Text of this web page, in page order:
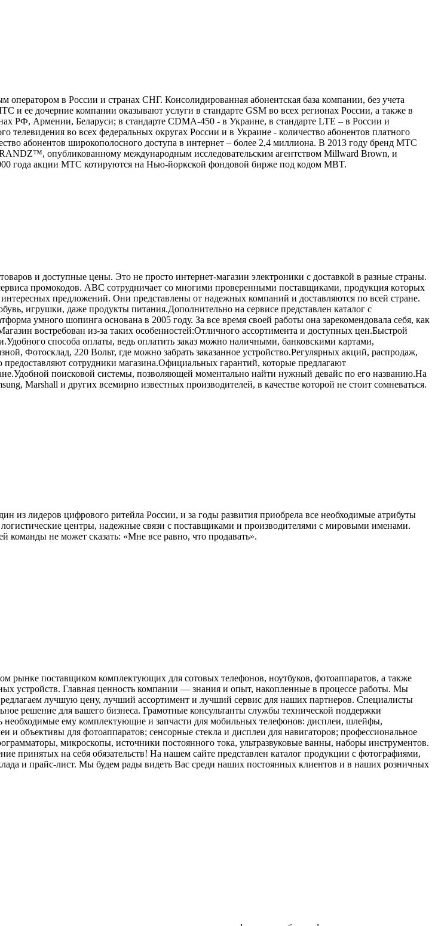
в России и странах СНГ. Консолидированная абонентская база компании, без учета
и ее дочерние компании оказывают услуги в стандарте GSM во всех регионах России, а также в
РФ, Армении, Беларуси; в стандарте CDMA-450 - в Украине, в стандарте LTE – в России и
телевидения во всех федеральных округах России и в Украине - количество абонентов платного
абонентов широкополосного доступа в интернет – более 2,4 миллиона. В 2013 году бренд МТС
опубликованному международным исследовательским агентством Millward Brown, и
года акции МТС котируются на Нью-йоркской фондовой бирже под кодом MBT.
и доступные цены. Это не просто интернет-магазин электроники с доставкой в разные страны.
промокодов. ABC сотрудничает со многими проверенными поставщиками, продукция которых
предложений. Они представлены от надежных компаний и доставляются по всей стране.
игрушки, даже продукты питания.Дополнительно на сервисе представлен каталог с
умного шопинга основана в 2005 году. За все время своей работы она зарекомендовала себя, как
востребован из-за таких особенностей:Отличного ассортимента и доступных цен.Быстрой
способа оплаты, ведь оплатить заказ можно наличными, банковскими картами,
Фотосклад, 220 Вольт, где можно забрать заказанное устройство.Регулярных акций, распродаж,
сотрудники магазина.Официальных гарантий, которые предлагают
поисковой системы, позволяющей моментально найти нужный девайс по его названию.На
Marshall и других всемирно известных производителей, в качестве которой не стоит сомневаться.
лидеров цифрового ритейла России, и за годы развития приобрела все необходимые атрибуты
центры, надежные связи с поставщиками и производителями с мировыми именами.
команды не может сказать: «Мне все равно, что продавать».
рынке поставщиком комплектующих для сотовых телефонов, ноутбуков, фотоаппаратов, а также
устройств. Главная ценность компании — знания и опыт, накопленные в процессе работы. Мы
лучшую цену, лучший ассортимент и лучший сервис для наших партнеров. Специалисты
решение для вашего бизнеса. Грамотные консультанты службы технической поддержки
ему комплектующие и запчасти для мобильных телефонов: дисплеи, шлейфы,
объективы для фотоаппаратов; сенсорные стекла и дисплеи для навигаторов; профессиональное
микроскопы, источники постоянного тока, ультразвуковые ванны, наборы инструментов.
на себя обязательств! На нашем сайте представлен каталог продукции с фотографиями,
и прайс-лист. Мы будем рады видеть Вас среди наших постоянных клиентов и в наших розничных